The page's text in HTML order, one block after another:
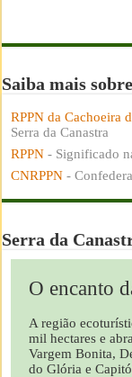
Saiba mais
RPPN da Cachoeira
Serra da Canastra
RPPN - Significado
CNRPPN -
Serra da
O encanto
A região
mil hectares e
Vargem Bonita,
do Glória e